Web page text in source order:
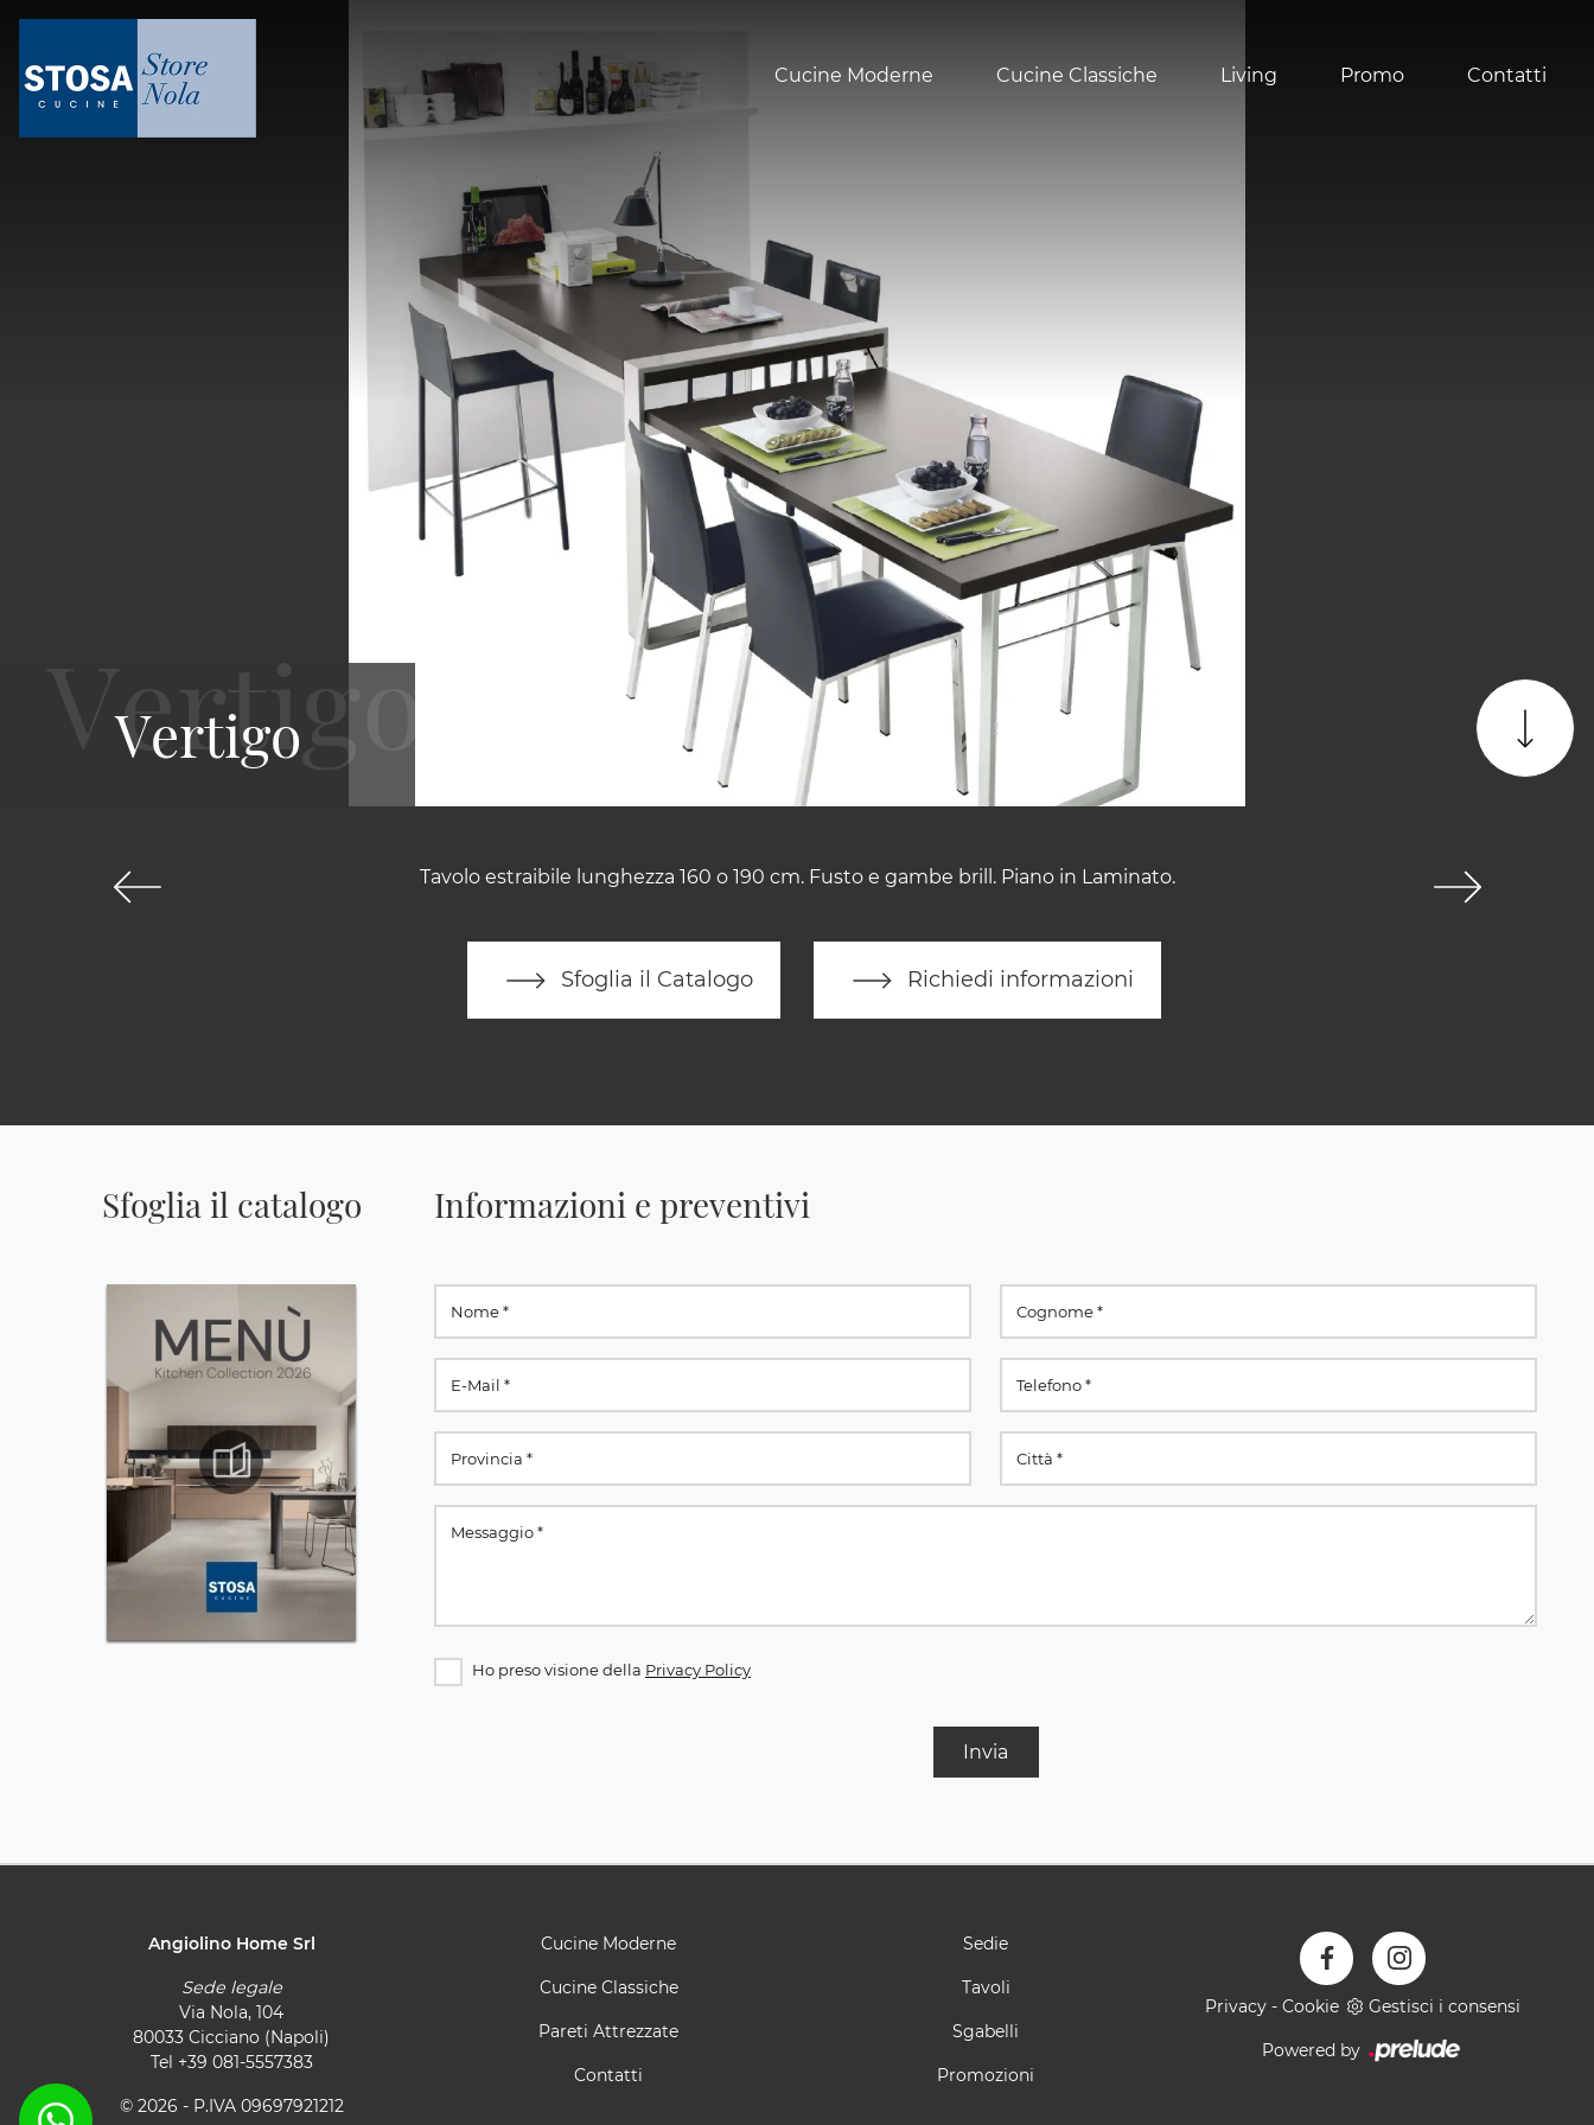
Cucine Moderne Cucine Classiche Living Promo Contatti
Tavolo estraibile lunghezza 160 o 190 cm. Fusto e gambe brill. Piano in Laminato.
Sfoglia il Catalogo Richiedi informazioni
Vertigo
Sfoglia il catalogo Informazioni e preventivi
Ho preso visione della Privacy Policy
Invia
Angiolino Home Srl
Sede legale
Via Nola, 104
80033 Cicciano (Napoli)
Tel +39 081-5557383
© 2026 - P.IVA 09697921212
Cucine Moderne
Cucine Classiche
Pareti Attrezzate
Contatti
Sedie
Tavoli
Sgabelli
Promozioni
Privacy - Cookie Gestisci i consensi
Powered by